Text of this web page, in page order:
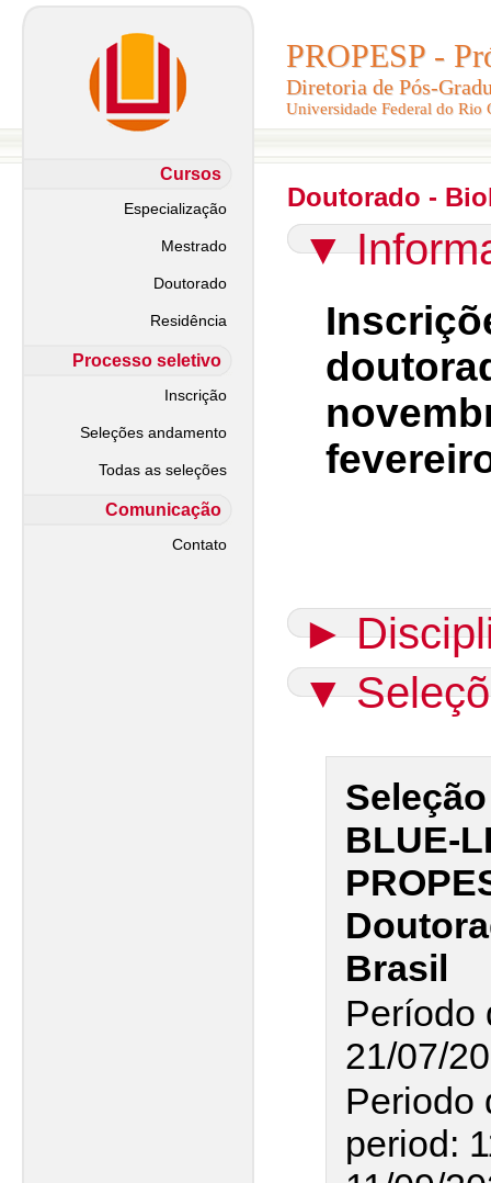
PROPESP -
Diretoria de Pós-
Universidade Federal do Rio
PROPESP -
Diretoria de Pós-
Universidade Federal do Rio
Cursos
Especialização
Mestrado
Doutorado
Residência
Processo seletivo
Inscrição
Seleções andamento
Todas as seleções
Comunicação
Contato
Doutorado -
▼
►
▼
BLUE-
Brasil
Período
21/07/
Periodo
period: